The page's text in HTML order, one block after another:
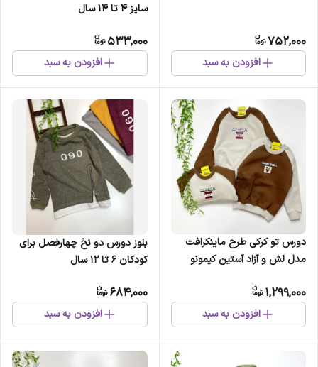
752,000
افزودن به سبد
سایز 4 تا 14 سال
533,000
افزودن به سبد
دورس تو کرکی طرح ماینکرافت
مدل لش و آزاد آستین کیمونو
1,299,000
افزودن به سبد
بلوز دورس دو نخ چهارفصل برای
کودکان 6 تا 12 سال
684,000
افزودن به سبد